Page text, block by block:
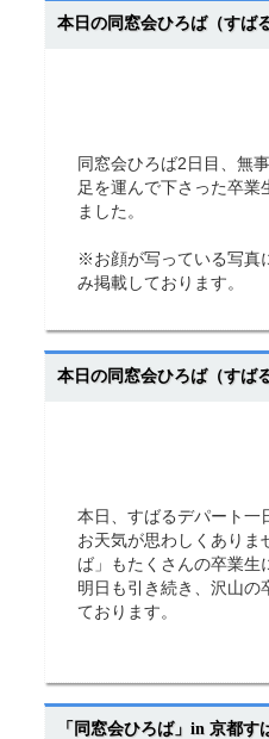
本日の同窓会ひろば（すば
同窓会ひろば2日目、無
足を運んで下さった卒
ました。
※お顔が写っている写真
み掲載しております。
本日の同窓会ひろば（すば
本日、すばるデパート一
お天気が思わしくありま
ば」もたくさんの卒業生
明日も引き続き、沢山の
ております。
「同窓会ひろば」in 京都す